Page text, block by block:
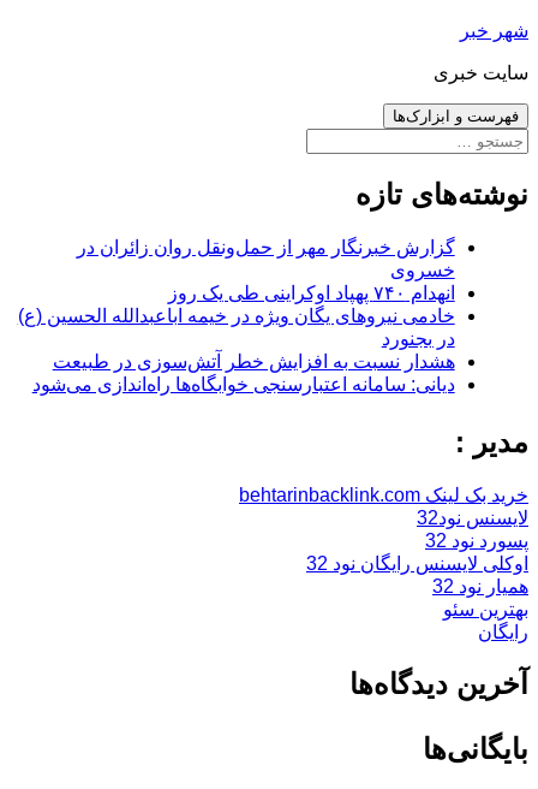
رفتن
نوشته‌ها
شهر خبر
سایت خبری
فهرست و ابزارک‌ها
جستجو
نوشته‌های تازه
گزارش خبرنگار مهر از حمل‌ونقل روان زائران در
خسروی
انهدام ۷۴۰ پهپاد اوکراینی طی یک روز
خادمی نیروهای یگان ویژه در خیمه اباعبدالله الحسین (ع)
در بجنورد
هشدار نسبت به افزایش خطر آتش‌سوزی در طبیعت
دیانی: سامانه اعتبارسنجی خوابگاه‌ها راه‌اندازی می‌شود
مدیر :
خرید بک لینک behtarinbacklink.com
لایسنس نود32
پسورد نود 32
اوکلی لایسنس رایگان نود 32
همیار نود 32
بهترین سئو
رایگان
آخرین دیدگاه‌ها
بایگانی‌ها